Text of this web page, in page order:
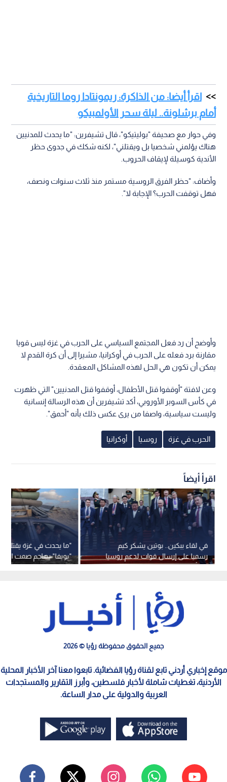
اقرأ أيضا: من الذاكرة: ريمونتادا روما التاريخية
أمام برشلونة.. ليلة سحر الأولمبيكو
وفي حوار مع صحيفة "بوليتيكو"، قال تشيفرين: "ما يحدث للمدنيين
هناك يؤلمني شخصيا بل ويقتلني"، لكنه شكك في جدوى حظر
الأندية كوسيلة لإيقاف الحروب.
وأضاف: "حظر الفرق الروسية مستمر منذ ثلاث سنوات ونصف،
فهل توقفت الحرب؟ الإجابة لا".
وأوضح أن رد فعل المجتمع السياسي على الحرب في غزة ليس قويا
مقارنة برد فعله على الحرب في أوكرانيا، مشيرا إلى أن كرة القدم لا
يمكن أن تكون هي الحل لهذه المشاكل المعقدة.
وعن لافتة "أوقفوا قتل الأطفال، أوقفوا قتل المدنيين" التي ظهرت
في كأس السوبر الأوروبي، أكد تشيفرين أن هذه الرسالة إنسانية
وليست سياسية، واصفا من يرى عكس ذلك بأنه "أحمق".
الحرب في غزة روسيا أوكرانيا
اقرأ أيضاً
"ما يحدث في غزة
"يويفا" يهاجم صمت
"مذبحة الأطفال"
في لقاء ببكين.. بوتين يشكر كيم
رسميا على إرسال قوات لدعم روسيا
في أوكرانيا
جميع الحقوق محفوظة رؤيا © 2026
موقع إخباري أردني تابع لقناة رؤيا الفضائية. تابعوا معنا آخر الأخبار المحلية
الأردنية، تغطيات شاملة لأخبار فلسطين، وأبرز التقارير والمستجدات
العربية والدولية على مدار الساعة.